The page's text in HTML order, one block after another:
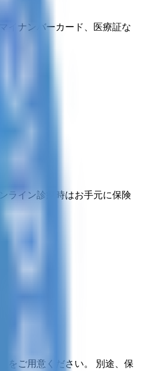
イナンバーカード、医療証な
ライン診療時はお手元に保険
をご用意ください。 別途、保